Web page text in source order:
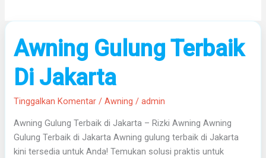
Awning Gulung Terbaik
Di Jakarta
Tinggalkan Komentar /Awning /admin
Awning Gulung Terbaik di Jakarta – Rizki Awning Awning
Gulung Terbaik di Jakarta Awning gulung terbaik di Jakarta
kini tersedia untuk Anda! Temukan solusi praktis untuk
Awning
Gulung
Terbaik
Di
Jakarta